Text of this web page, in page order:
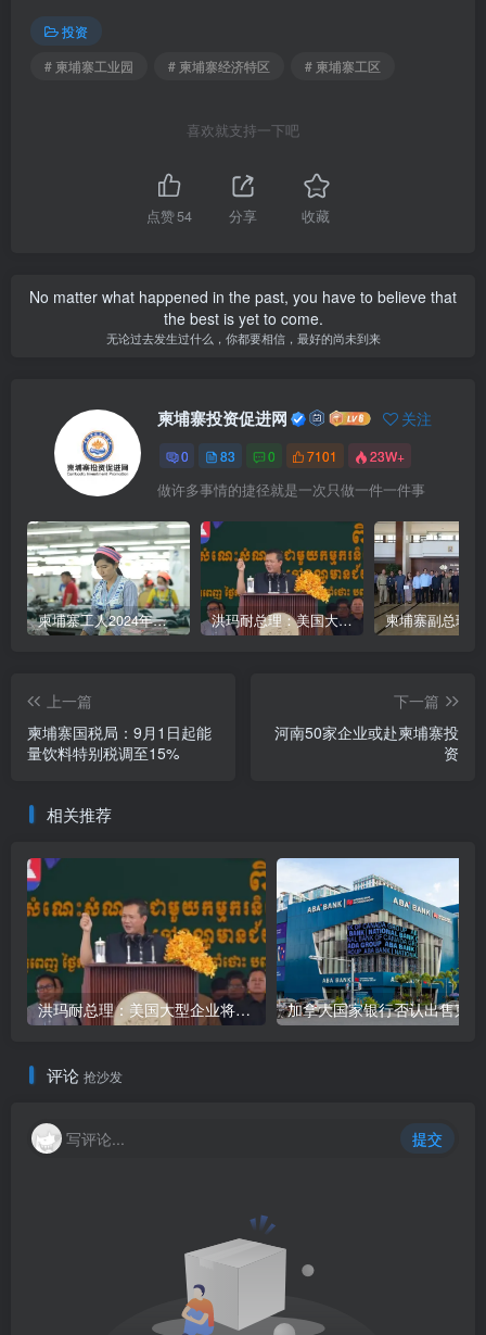
投资
# 柬埔寨工业园
# 柬埔寨经济特区 # 柬埔寨工区
喜欢就支持一下吧
点赞54 分享 收藏
No matter what happened in the past, you have to believe that
the best is yet to come.
无论过去发生过什么，你都要相信，最好的尚未到来
柬埔寨投资促进网 关注
0 83 0 7101 23W+
做许多事情的捷径就是一次只做一件一件事
柬埔寨工人2024年最低薪资涨至204美元 洪玛耐总理：美国大型企业将陆续到柬埔寨考察投资
上一篇
柬埔寨国税局：9月1日起能
量饮料特别税调至15%
下一篇
河南50家企业或赴柬埔寨投
资
相关推荐
洪玛耐总理：美国大型企业将陆续到柬埔寨考察投资
评论 抢沙发
写评论... 提交